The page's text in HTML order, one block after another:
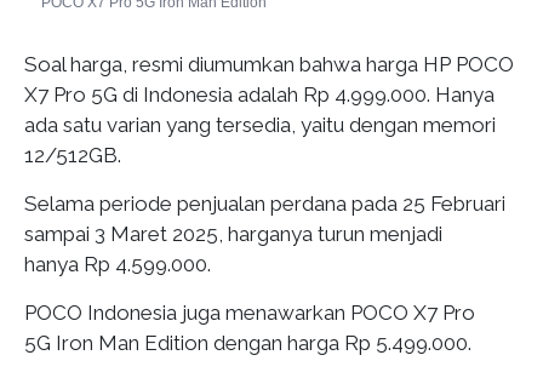
Soal harga, resmi diumumkan bahwa harga HP POCO
X7 Pro 5G di Indonesia adalah Rp 4.999.000. Hanya
ada satu varian yang tersedia, yaitu dengan memori
12/512GB.
Selama periode penjualan perdana pada 25 Februari
sampai 3 Maret 2025, harganya turun menjadi
hanya Rp 4.599.000.
POCO Indonesia juga menawarkan POCO X7 Pro
5G Iron Man Edition dengan harga Rp 5.499.000.